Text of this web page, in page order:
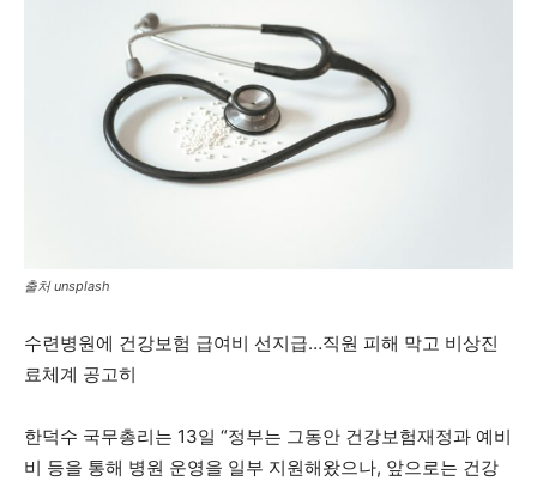
출처 unsplash
수련병원에 건강보험 급여비 선지급…직원 피해 막고 비상진
료체계 공고히
한덕수 국무총리는 13일 “정부는 그동안 건강보험재정과 예비
비 등을 통해 병원 운영을 일부 지원해왔으나, 앞으로는 건강